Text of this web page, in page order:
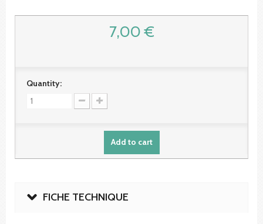
7,00 €
Quantity:
Add to cart
FICHE TECHNIQUE